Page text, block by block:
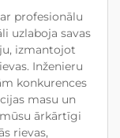
profesionālu
uzlaboja savas
izmantojot
Inženieru
konkurences
masu un
ārkārtīgi
rievas,